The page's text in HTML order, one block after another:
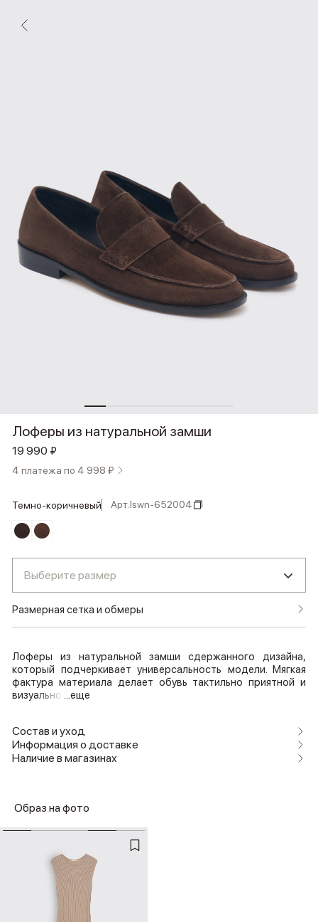
Лоферы из натуральной замши
19 990 ₽
4 платежа по 4 998 ₽
темно-коричневый Арт.lswn-652004
Выберите размер
Размерная сетка и обмеры
Лоферы из натуральной замши сдержанного дизайна,
который подчеркивает универсальность модели. Мягкая
фактура материала делает обувь тактильно приятной и
визуально ...еще
Состав и уход
Информация о доставке
Наличие в магазинах
Образ на фото